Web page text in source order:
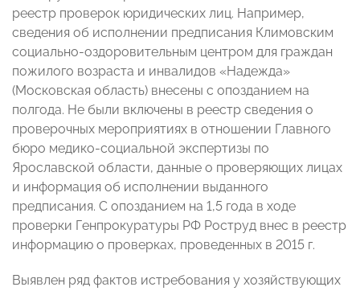
реестр проверок юридических лиц. Например,
сведения об исполнении предписания Климовским
социально-оздоровительным центром для граждан
пожилого возраста и инвалидов «Надежда»
(Московская область) внесены с опозданием на
полгода. Не были включены в реестр сведения о
проверочных мероприятиях в отношении Главного
бюро медико-социальной экспертизы по
Ярославской области, данные о проверяющих лицах
и информация об исполнении выданного
предписания. С опозданием на 1,5 года в ходе
проверки Генпрокуратуры РФ Роструд внес в реестр
информацию о проверках, проведенных в 2015 г.
Выявлен ряд фактов истребования у хозяйствующих